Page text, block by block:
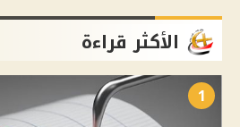
الأكثر قراءة
1